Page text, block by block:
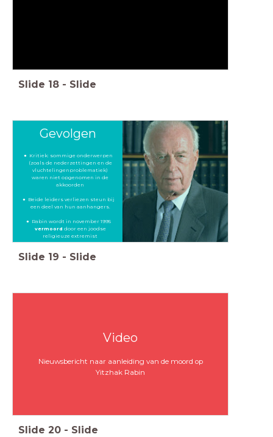
Slide 18 - Slide
Gevolgen
Kritiek: sommige onderwerpen
(zoals de nederzettingen en de
vluchtelingenproblematiek)
waren niet opgenomen in de
akkoorden
Beide leiders verliezen steun bij
een deel van hun aanhangers.
Rabin wordt in november 1995
vermoord door een joodse
religieuze extremist
Slide 19 - Slide
Video
Nieuwsbericht naar aanleiding van de moord op
Yitzhak Rabin
Slide 20 - Slide